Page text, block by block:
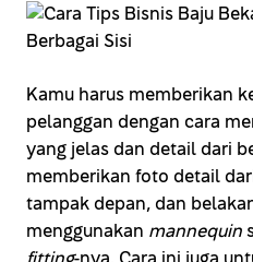
Kamu harus memberikan
pelanggan dengan cara
yang jelas dan detail dari
memberikan foto detail
tampak depan, dan
menggunakan mannequin